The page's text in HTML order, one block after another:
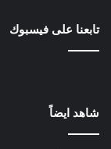
تابعنا على فيسبوك
شاهد ايضاً